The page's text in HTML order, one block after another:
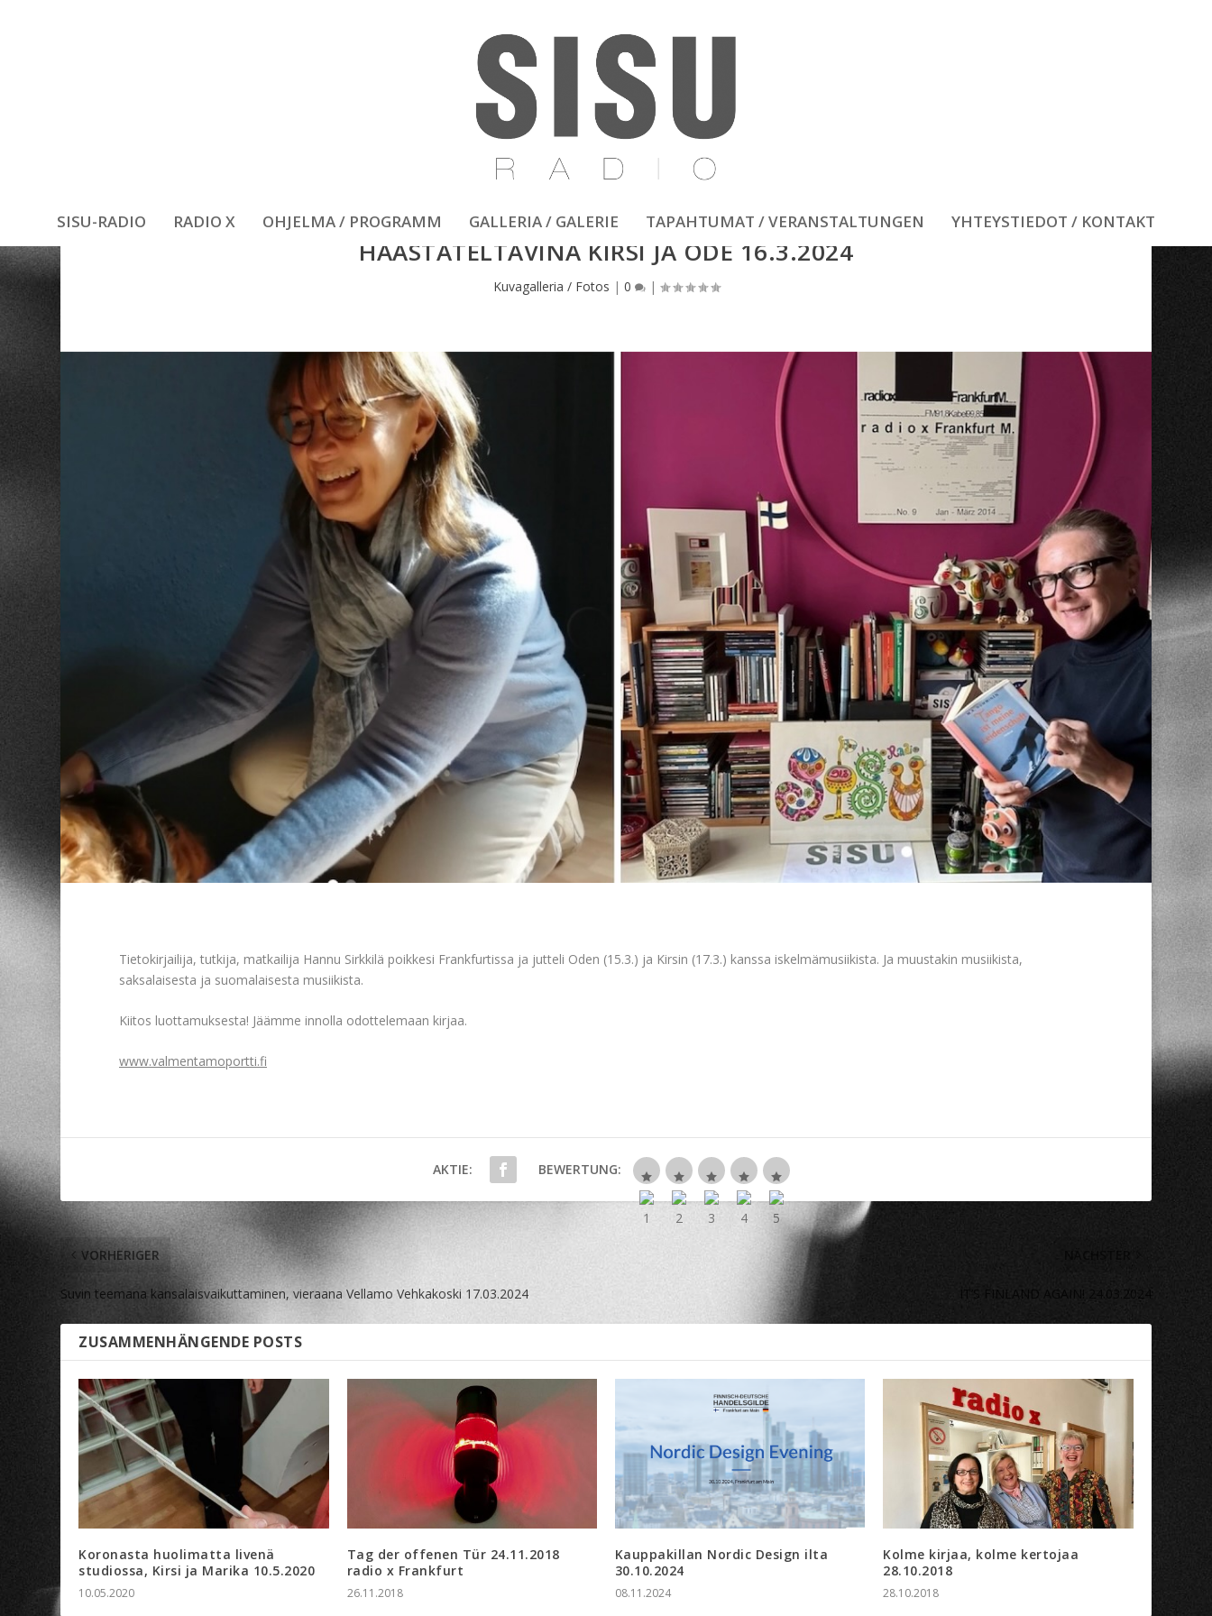
SISU-RADIO RADIO X OHJELMA / PROGRAMM GALLERIA / GALERIE TAPAHTUMAT / VERANSTALTUNGEN YHTEYSTIEDOT / KONTAKT
HAASTATELTAVINA KIRSI JA ODE 16.3.2024
Kuvagalleria / Fotos | 0 |
Tietokirjailija, tutkija, matkailija Hannu Sirkkilä poikkesi Frankfurtissa ja jutteli Oden (15.3.) ja Kirsin (17.3.) kanssa iskelmämusiikista. Ja muustakin musiikista,
saksalaisesta ja suomalaisesta musiikista.
Kiitos luottamuksesta! Jäämme innolla odottelemaan kirjaa.
www.valmentamoportti.fi
AKTIE: BEWERTUNG:
VORHERIGER
Suvin teemana kansalaisvaikuttaminen, vieraana Vellamo Vehkakoski 17.03.2024 IT’S FINLAND AGAIN! 24.03.2024
ZUSAMMENHÄNGENDE POSTS
Koronasta huolimatta livenä
studiossa, Kirsi ja Marika 10.5.2020
10.05.2020
Tag der offenen Tür 24.11.2018
radio x Frankfurt
26.11.2018
Kauppakillan Nordic Design ilta
30.10.2024
08.11.2024
Kolme kirjaa, kolme kertojaa
28.10.2018
28.10.2018